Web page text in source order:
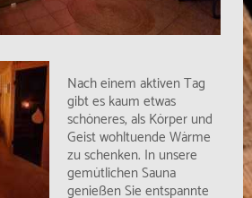
Nach einem aktiven Tag
gibt es kaum etwas
schöneres, als Körper und
Geist wohltuende Wärme
zu schenken. In unsere
gemütlichen Sauna
genießen Sie entspannte